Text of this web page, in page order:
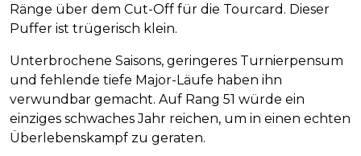
Ränge über dem Cut-Off für die Tourcard. Dieser
Puffer ist trügerisch klein.
Unterbrochene Saisons, geringeres Turnierpensum
und fehlende tiefe Major-Läufe haben ihn
verwundbar gemacht. Auf Rang 51 würde ein
einziges schwaches Jahr reichen, um in einen echten
Überlebenskampf zu geraten.